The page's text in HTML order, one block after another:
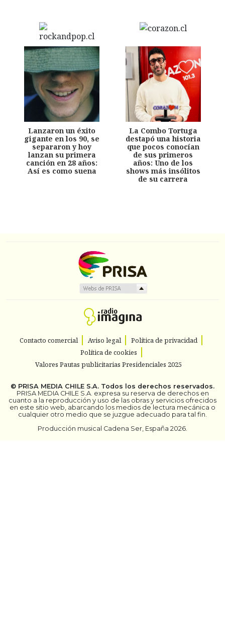
Lanzaron un éxito
gigante en los 90, se
separaron y hoy
lanzan su primera
canción en 28 años:
Así es como suena
La Combo Tortuga
destapó una historia
que pocos conocían
de sus primeros
años: Uno de los
shows más insólitos
de su carrera
Contacto comercial Aviso legal
Política de privacidad
Política de cookies
Valores Pautas publicitarias Presidenciales 2025
© PRISA MEDIA CHILE S.A. Todos los derechos reservados.
PRISA MEDIA CHILE S.A. expresa su reserva de derechos en
cuanto a la reproducción y uso de las obras y servicios ofrecidos
en este sitio web, abarcando los medios de lectura mecánica o
cualquier otro medio que se juzgue adecuado para tal fin.
Producción musical Cadena Ser, España 2026.